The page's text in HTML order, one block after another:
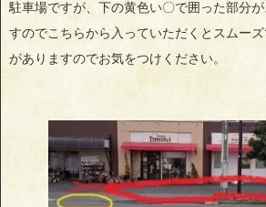
駐車場ですが、下の黄色い〇で囲った部分
すのでこちらから入っていただくとスムー
がありますのでお気をつけください。